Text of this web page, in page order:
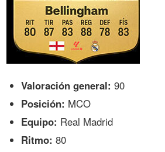
Valoración general: 90
Posición: MCO
Equipo: Real Madrid
Ritmo: 80